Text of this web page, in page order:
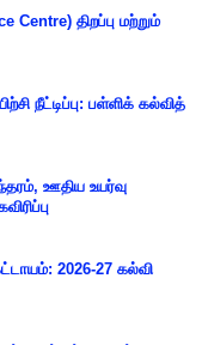
Centre) திறப்பு மற்றும்
நீட்டிப்பு: பள்ளிக் கல்வித்
ஊதிய உயர்வு
2026-27 கல்வி